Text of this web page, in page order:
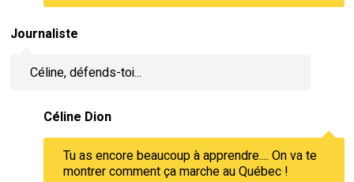
Journaliste
Céline, défends-toi...
Céline Dion
Tu as encore beaucoup à apprendre.... On va te
montrer comment ça marche au Québec !